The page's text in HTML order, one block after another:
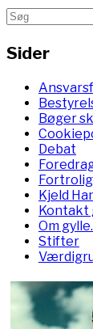
Sider
Bøger
Debat
Kjeld
Kontakt
Om
Stifter